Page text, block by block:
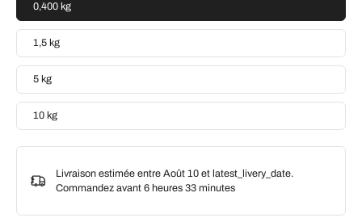
0,400 kg
1,5 kg
5 kg
10 kg
Livraison estimée entre Août 10 et latest_livery_date.
Commandez avant 6 heures 33 minutes